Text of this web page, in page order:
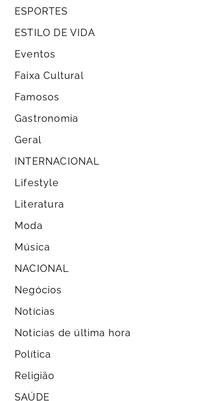
ESPORTES
ESTILO DE VIDA
Eventos
Faixa Cultural
Famosos
Gastronomia
Geral
INTERNACIONAL
Lifestyle
Literatura
Moda
Música
NACIONAL
Negócios
Notícias
Noticias de última hora
Política
Religião
SAÚDE